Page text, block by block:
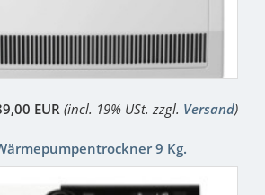
EUR(incl. 19% USt. zzgl. Versand)
9 Kg.